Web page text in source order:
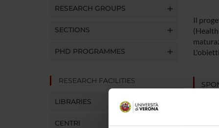
RESEARCH GROUPS
SECTIONS
PHD PROGRAMMES
RESEARCH FACILITIES
LIBRARIES
CENTRI
Il